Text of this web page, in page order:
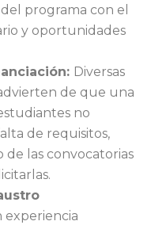
programa con el
y oportunidades
Diversas
de que una
no
de requisitos,
de las convocatorias
experiencia